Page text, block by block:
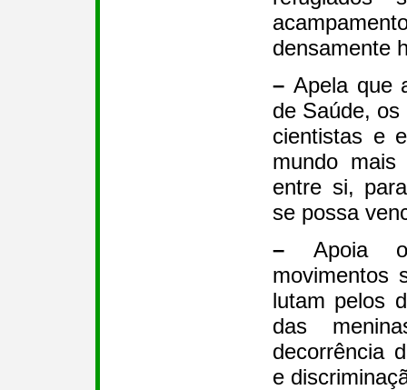
densamente
– Apela que
de Saúde,
cientistas e
mundo mais
entre si,
se possa
– Apoia
movimentos
lutam pelos
das
decorrência
e